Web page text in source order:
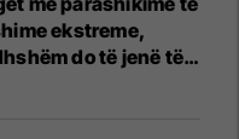
ekstreme,
do të jenë të